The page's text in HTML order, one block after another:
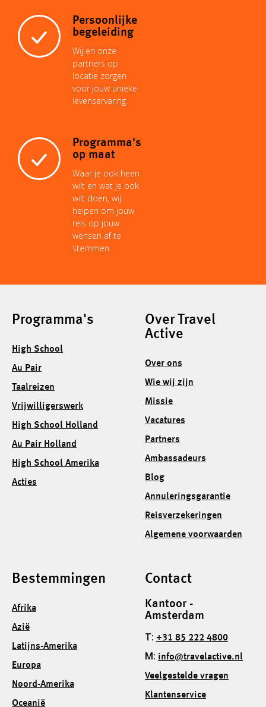
Persoonlijke
begeleiding
Wij en onze
partners op
locatie zorgen
voor jouw unieke
levenservaring.
Programma's
op maat
Waar je ook heen
wilt en wat je ook
wilt doen, wij
helpen om jouw
reis op jouw
wensen af te
stemmen.
Programma's
High School
Au Pair
Taalreizen
Vrijwilligerswerk
High School Holland
Au Pair Holland
High School Amerika
Acties
Over Travel
Active
Over ons
Wie wij zijn
Missie
Vacatures
Partners
Ambassadeurs
Blog
Annuleringsgarantie
Reisverzekeringen
Algemene voorwaarden
Bestemmingen
Afrika
Azië
Latijns-Amerika
Europa
Noord-Amerika
Oceanië
Contact
Kantoor -
Amsterdam
T: +31 85 222 4800
M: info@travelactive.nl
Veelgestelde vragen
Klantenservice